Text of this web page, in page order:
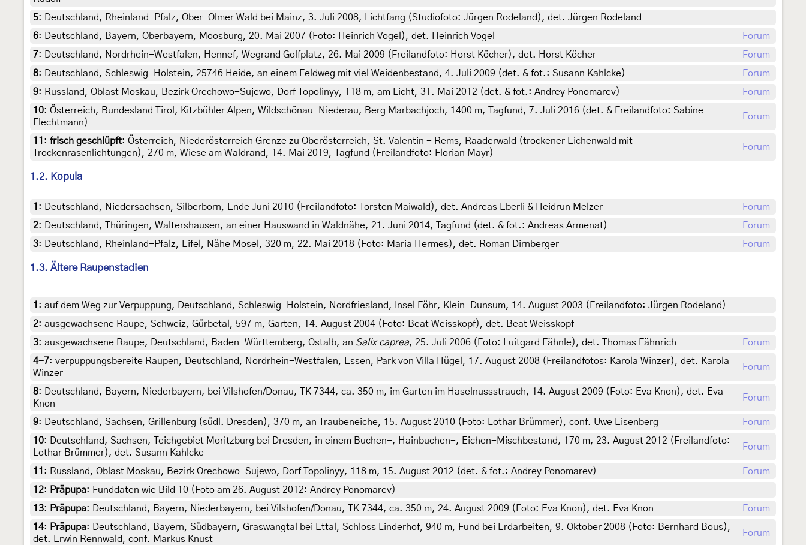
5:
Deutschland, Rheinland-Pfalz, Ober-Olmer Wald bei Mainz, 3. Juli 2008, Lichtfang (Studiofoto: Jürgen Rodeland), det. Jürgen Rodeland
6: Deutschland, Bayern, Oberbayern, Moosburg, 20. Mai 2007 (Foto: Heinrich Vogel), det. Heinrich Vogel
Forum
7: Deutschland, Nordrhein-Westfalen, Hennef, Wegrand Golfplatz, 26. Mai 2009 (Freilandfoto: Horst Köcher), det. Horst Köcher
Forum
8: Deutschland, Schleswig-Holstein, 25746 Heide, an einem Feldweg mit viel Weidenbestand, 4. Juli 2009 (det. & fot.: Susann Kahlcke)
Forum
9: Russland, Oblast Moskau, Bezirk Orechowo-Sujewo, Dorf Topolinyy, 118 m, am Licht, 31. Mai 2012 (det. & fot.: Andrey Ponomarev)
Forum
10: Österreich, Bundesland Tirol, Kitzbühler Alpen, Wildschönau-Niederau, Berg Marbachjoch, 1400 m, Tagfund, 7. Juli 2016 (det. & Freilandfoto: Sabine
Flechtmann)
Forum
11 : frisch geschlüpft: Österreich, Niederösterreich Grenze zu Oberösterreich, St. Valentin - Rems, Raaderwald (trockener Eichenwald mit
Trockenrasenlichtungen), 270 m, Wiese am Waldrand, 14. Mai 2019, Tagfund (Freilandfoto: Florian Mayr)
Forum
1.2. Kopula
1 : Deutschland, Niedersachsen, Silberborn, Ende Juni 2010 (Freilandfoto: Torsten Maiwald), det. Andreas Eberli & Heidrun Melzer
Forum
2: Deutschland, Thüringen, Waltershausen, an einer Hauswand in Waldnähe, 21. Juni 2014, Tagfund (det. & fot.: Andreas Armenat)
Forum
3: Deutschland, Rheinland-Pfalz, Eifel, Nähe Mosel, 320 m, 22. Mai 2018 (Foto: Maria Hermes), det. Roman Dirnberger Forum
1.3. Ältere Raupenstadien
1 : auf dem Weg zur Verpuppung, Deutschland, Schleswig-Holstein, Nordfriesland, Insel Föhr, Klein-Dunsum, 14. August 2003 (Freilandfoto: Jürgen Rodeland)
2: ausgewachsene Raupe, Schweiz, Gürbetal, 597 m, Garten, 14. August 2004 (Foto: Beat Weisskopf), det. Beat Weisskopf
3: ausgewachsene Raupe, Deutschland, Baden-Württemberg, Ostalb, an Salix caprea, 25. Juli 2006 (Foto: Luitgard Fähnle), det. Thomas Fähnrich
Forum
4-7: verpuppungsbereite Raupen, Deutschland, Nordrhein-Westfalen, Essen, Park von Villa Hügel, 17. August 2008 (Freilandfotos: Karola Winzer), det. Karola
Winzer
Forum
8: Deutschland, Bayern, Niederbayern, bei Vilshofen/Donau, TK 7344, ca. 350 m, im Garten im Haselnussstrauch, 14. August 2009 (Foto: Eva Knon), det. Eva
Knon
Forum
9: Deutschland, Sachsen, Grillenburg (südl. Dresden), 370 m, an Traubeneiche, 15. August 2010 (Foto: Lothar Brümmer), conf. Uwe Eisenberg
Forum
10: Deutschland, Sachsen, Teichgebiet Moritzburg bei Dresden, in einem Buchen-, Hainbuchen-, Eichen-Mischbestand, 170 m, 23. August 2012 (Freilandfoto:
Lothar Brümmer), det. Susann Kahlcke
Forum
11 : Russland, Oblast Moskau, Bezirk Orechowo-Sujewo, Dorf Topolinyy, 118 m, 15. August 2012 (det. & fot.: Andrey Ponomarev)
Forum
12: Präpupa: Funddaten wie Bild 10 (Foto am 26. August 2012: Andrey Ponomarev)
13: Präpupa: Deutschland, Bayern, Niederbayern, bei Vilshofen/Donau, TK 7344, ca. 350 m, 24. August 2009 (Foto: Eva Knon), det. Eva Knon
Forum
14: Präpupa: Deutschland, Bayern, Südbayern, Graswangtal bei Ettal, Schloss Linderhof, 940 m, Fund bei Erdarbeiten, 9. Oktober 2008 (Foto: Bernhard Bous),
det. Erwin Rennwald, conf. Markus Knust
Forum